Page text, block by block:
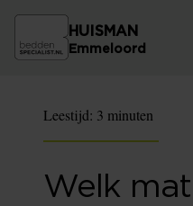
HUISMAN
Emmeloord
Leestijd: 3 minuten
Welk